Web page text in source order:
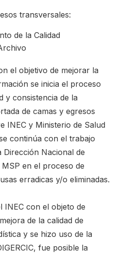
transversales:
de la Calidad
el objetivo de mejorar la
se inicia el proceso
y consistencia de la
de camas y egresos
INEC y Ministerio de Salud
continúa con el trabajo
Dirección Nacional de
MSP en el proceso de
erradicas y/o eliminadas.
INEC con el objeto de
de la calidad de
y se hizo uso de la
fue posible la